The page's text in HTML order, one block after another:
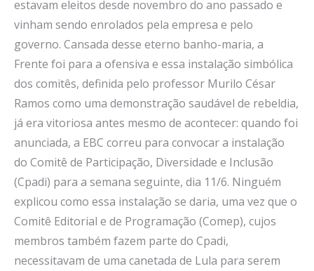
estavam eleitos desde novembro do ano passado e
vinham sendo enrolados pela empresa e pelo
governo. Cansada desse eterno banho-maria, a
Frente foi para a ofensiva e essa instalação simbólica
dos comitês, definida pelo professor Murilo César
Ramos como uma demonstração saudável de rebeldia,
já era vitoriosa antes mesmo de acontecer: quando foi
anunciada, a EBC correu para convocar a instalação
do Comitê de Participação, Diversidade e Inclusão
(Cpadi) para a semana seguinte, dia 11/6. Ninguém
explicou como essa instalação se daria, uma vez que o
Comitê Editorial e de Programação (Comep), cujos
membros também fazem parte do Cpadi,
necessitavam de uma canetada de Lula para serem